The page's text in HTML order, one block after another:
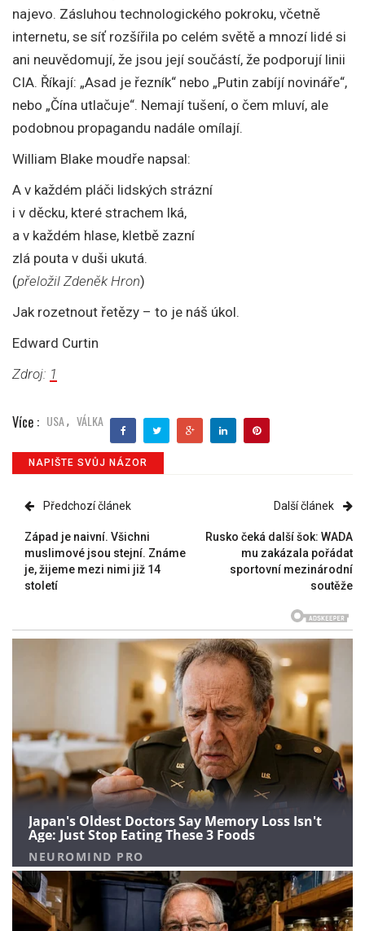
najevo. Zásluhou technologického pokroku, včetně
internetu, se síť rozšířila po celém světě a mnozí lidé si
ani neuvědomují, že jsou její součástí, že podporují linii
CIA. Říkají: „Asad je řezník“ nebo „Putin zabíjí novináře“,
nebo „Čína utlačuje“. Nemají tušení, o čem mluví, ale
podobnou propagandu nadále omílají.
William Blake moudře napsal:
A v každém pláči lidských strázní
i v děcku, které strachem lká,
a v každém hlase, kletbě zazní
zlá pouta v duši ukutá.
(přeložil Zdeněk Hron)
Jak rozetnout řetězy – to je náš úkol.
Edward Curtin
Zdroj: 1
Více : USA, VÁLKA
NAPIŠTE SVŮJ NÁZOR
Předchozí článek
Západ je naivní. Všichni
muslimové jsou stejní. Známe
je, žijeme mezi nimi již 14
století
Další článek
Rusko čeká další šok: WADA
mu zakázala pořádat
sportovní mezinárodní
soutěže